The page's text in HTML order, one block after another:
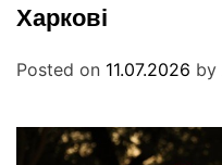
Харкові
Posted on 11.07.2026 by